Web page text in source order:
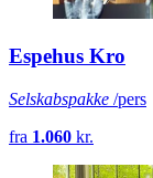
Espehus Kro
Selskabspakke /pers
fra 1.060 kr.